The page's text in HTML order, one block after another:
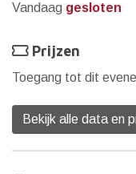
Vandaag gesloten
Prijzen
Toegang tot dit
Bekijk alle data en